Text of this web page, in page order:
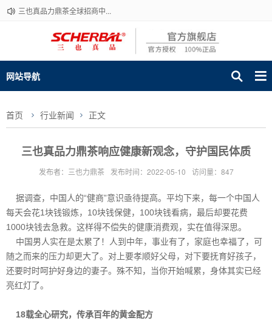
三也真品力鼎茶全球招商中...
网站导航
首页 行业新闻 正文
三也真品力鼎茶响应健康新观念，守护国民体质
发布者：三也力鼎茶 发布时间：2022-05-10 访问量：847
据调查，中国人的“健商”意识亟待提高。平均下来，每一个中国人
每天会花1块钱锻炼，10块钱保健，100块钱看病，最后却要花费
1000块钱去急救。这样得不偿失的健康消费观，实在值得深思。
中国男人实在是太累了！人到中年，事业有了，家庭也幸福了，可
随之而来的压力却更大了。对上要孝顺好父母，对下要抚育好孩子，
还要时时呵护好身边的妻子。殊不知，当你开始喊累，身体其实已经
亮红灯了。
18载全心研究，传承百年的黄金配方